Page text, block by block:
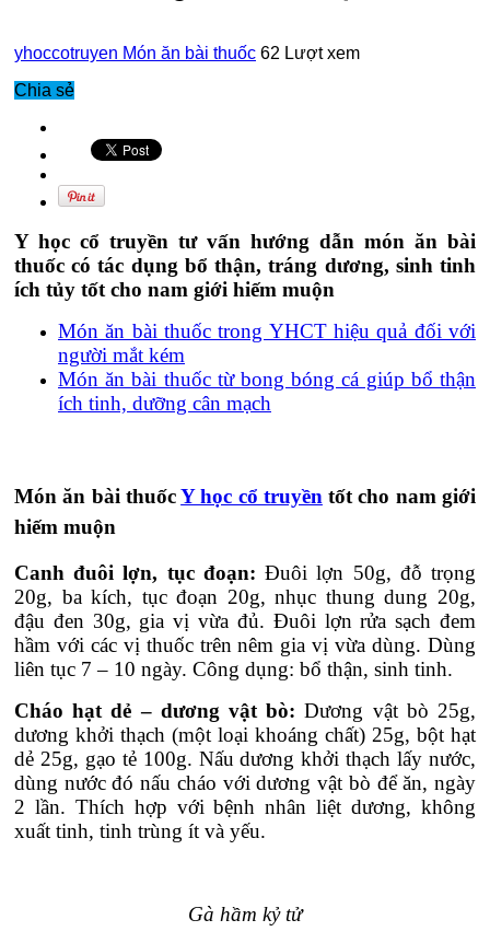
yhoccotruyen Món ăn bài thuốc 62 Lượt xem
Chia sẻ
Y học cổ truyền tư vấn hướng dẫn món ăn bài
thuốc có tác dụng bổ thận, tráng dương, sinh tinh
ích tủy tốt cho nam giới hiếm muộn
Món ăn bài thuốc trong YHCT hiệu quả đối với
người mắt kém
Món ăn bài thuốc từ bong bóng cá giúp bổ thận
ích tinh, dưỡng cân mạch
Món ăn bài thuốcY học cổ truyền tốt cho nam giới
hiếm muộn
Canh đuôi lợn, tục đoạn: Đuôi lợn 50g, đỗ trọng
20g, ba kích, tục đoạn 20g, nhục thung dung 20g,
đậu đen 30g, gia vị vừa đủ. Đuôi lợn rửa sạch đem
hầm với các vị thuốc trên nêm gia vị vừa dùng. Dùng
liên tục 7 – 10 ngày. Công dụng: bổ thận, sinh tinh.
Cháo hạt dẻ – dương vật bò: Dương vật bò 25g,
dương khởi thạch (một loại khoáng chất) 25g, bột hạt
dẻ 25g, gạo tẻ 100g. Nấu dương khởi thạch lấy nước,
dùng nước đó nấu cháo với dương vật bò để ăn, ngày
2 lần. Thích hợp với bệnh nhân liệt dương, không
xuất tinh, tinh trùng ít và yếu.
Gà hầm kỷ tử